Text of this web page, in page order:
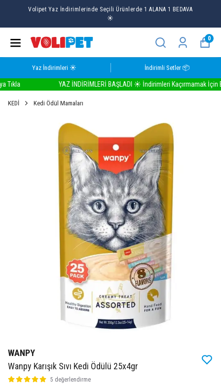
Volipet Yaz İndirimlerinde Seçili Ürünlerde 1 ALANA 1 BEDAVA
☀️
0
Yaz İndirimleri ☀️ İndirimli Setler 📦
YAZ İNDİRİMLERİ BAŞLADI ☀️ İndirimleri Kaçırmamak İçin
KEDİ Kedi Ödül Mamaları
WANPY
Wanpy Karışık Sıvı Kedi Ödülü 25x4gr
5 değerlendirme